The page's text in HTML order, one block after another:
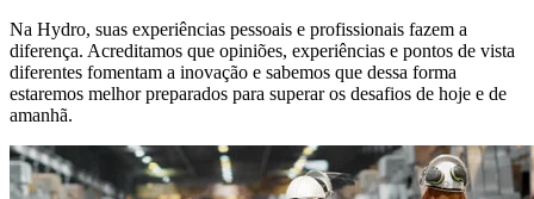
Na Hydro, suas experiências pessoais e profissionais fazem a
diferença. Acreditamos que opiniões, experiências e pontos de vista
diferentes fomentam a inovação e sabemos que dessa forma
estaremos melhor preparados para superar os desafios de hoje e de
amanhã.